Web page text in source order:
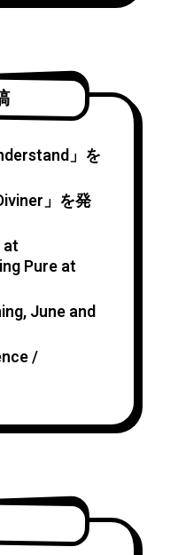
」を
」を発
at
Pure at
June and
/